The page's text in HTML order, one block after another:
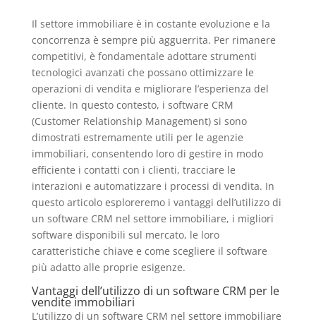
Il settore immobiliare è in costante evoluzione e la
concorrenza è sempre più agguerrita. Per rimanere
competitivi, è fondamentale adottare strumenti
tecnologici avanzati che possano ottimizzare le
operazioni di vendita e migliorare l’esperienza del
cliente. In questo contesto, i software CRM
(Customer Relationship Management) si sono
dimostrati estremamente utili per le agenzie
immobiliari, consentendo loro di gestire in modo
efficiente i contatti con i clienti, tracciare le
interazioni e automatizzare i processi di vendita. In
questo articolo esploreremo i vantaggi dell’utilizzo di
un software CRM nel settore immobiliare, i migliori
software disponibili sul mercato, le loro
caratteristiche chiave e come scegliere il software
più adatto alle proprie esigenze.
Vantaggi dell’utilizzo di un software CRM per le
vendite immobiliari
L’utilizzo di un software CRM nel settore immobiliare